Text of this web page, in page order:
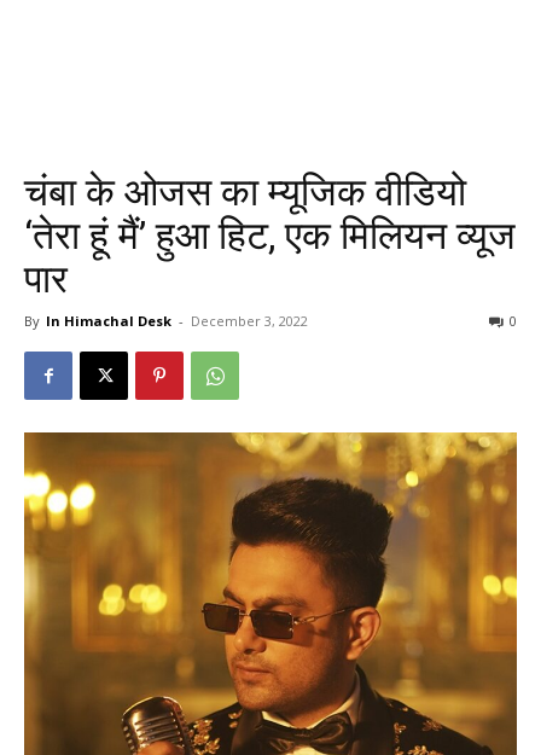
चंबा के ओजस का म्यूजिक वीडियो
‘तेरा हूं मैं’ हुआ हिट, एक मिलियन व्यूज
पार
By In Himachal Desk - December 3, 2022 0